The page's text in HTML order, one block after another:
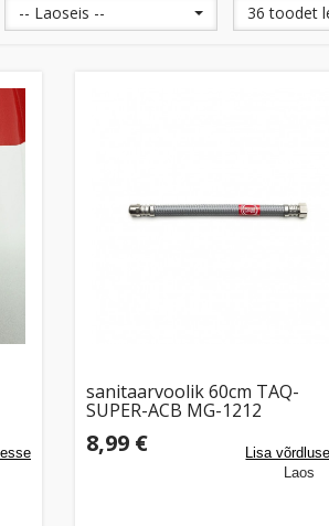
-- Laoseis -- 36 toodet
sanitaarvoolik 60cm TAQ-
SUPER-ACB MG-1212
8,99 €
Lisa
Laos